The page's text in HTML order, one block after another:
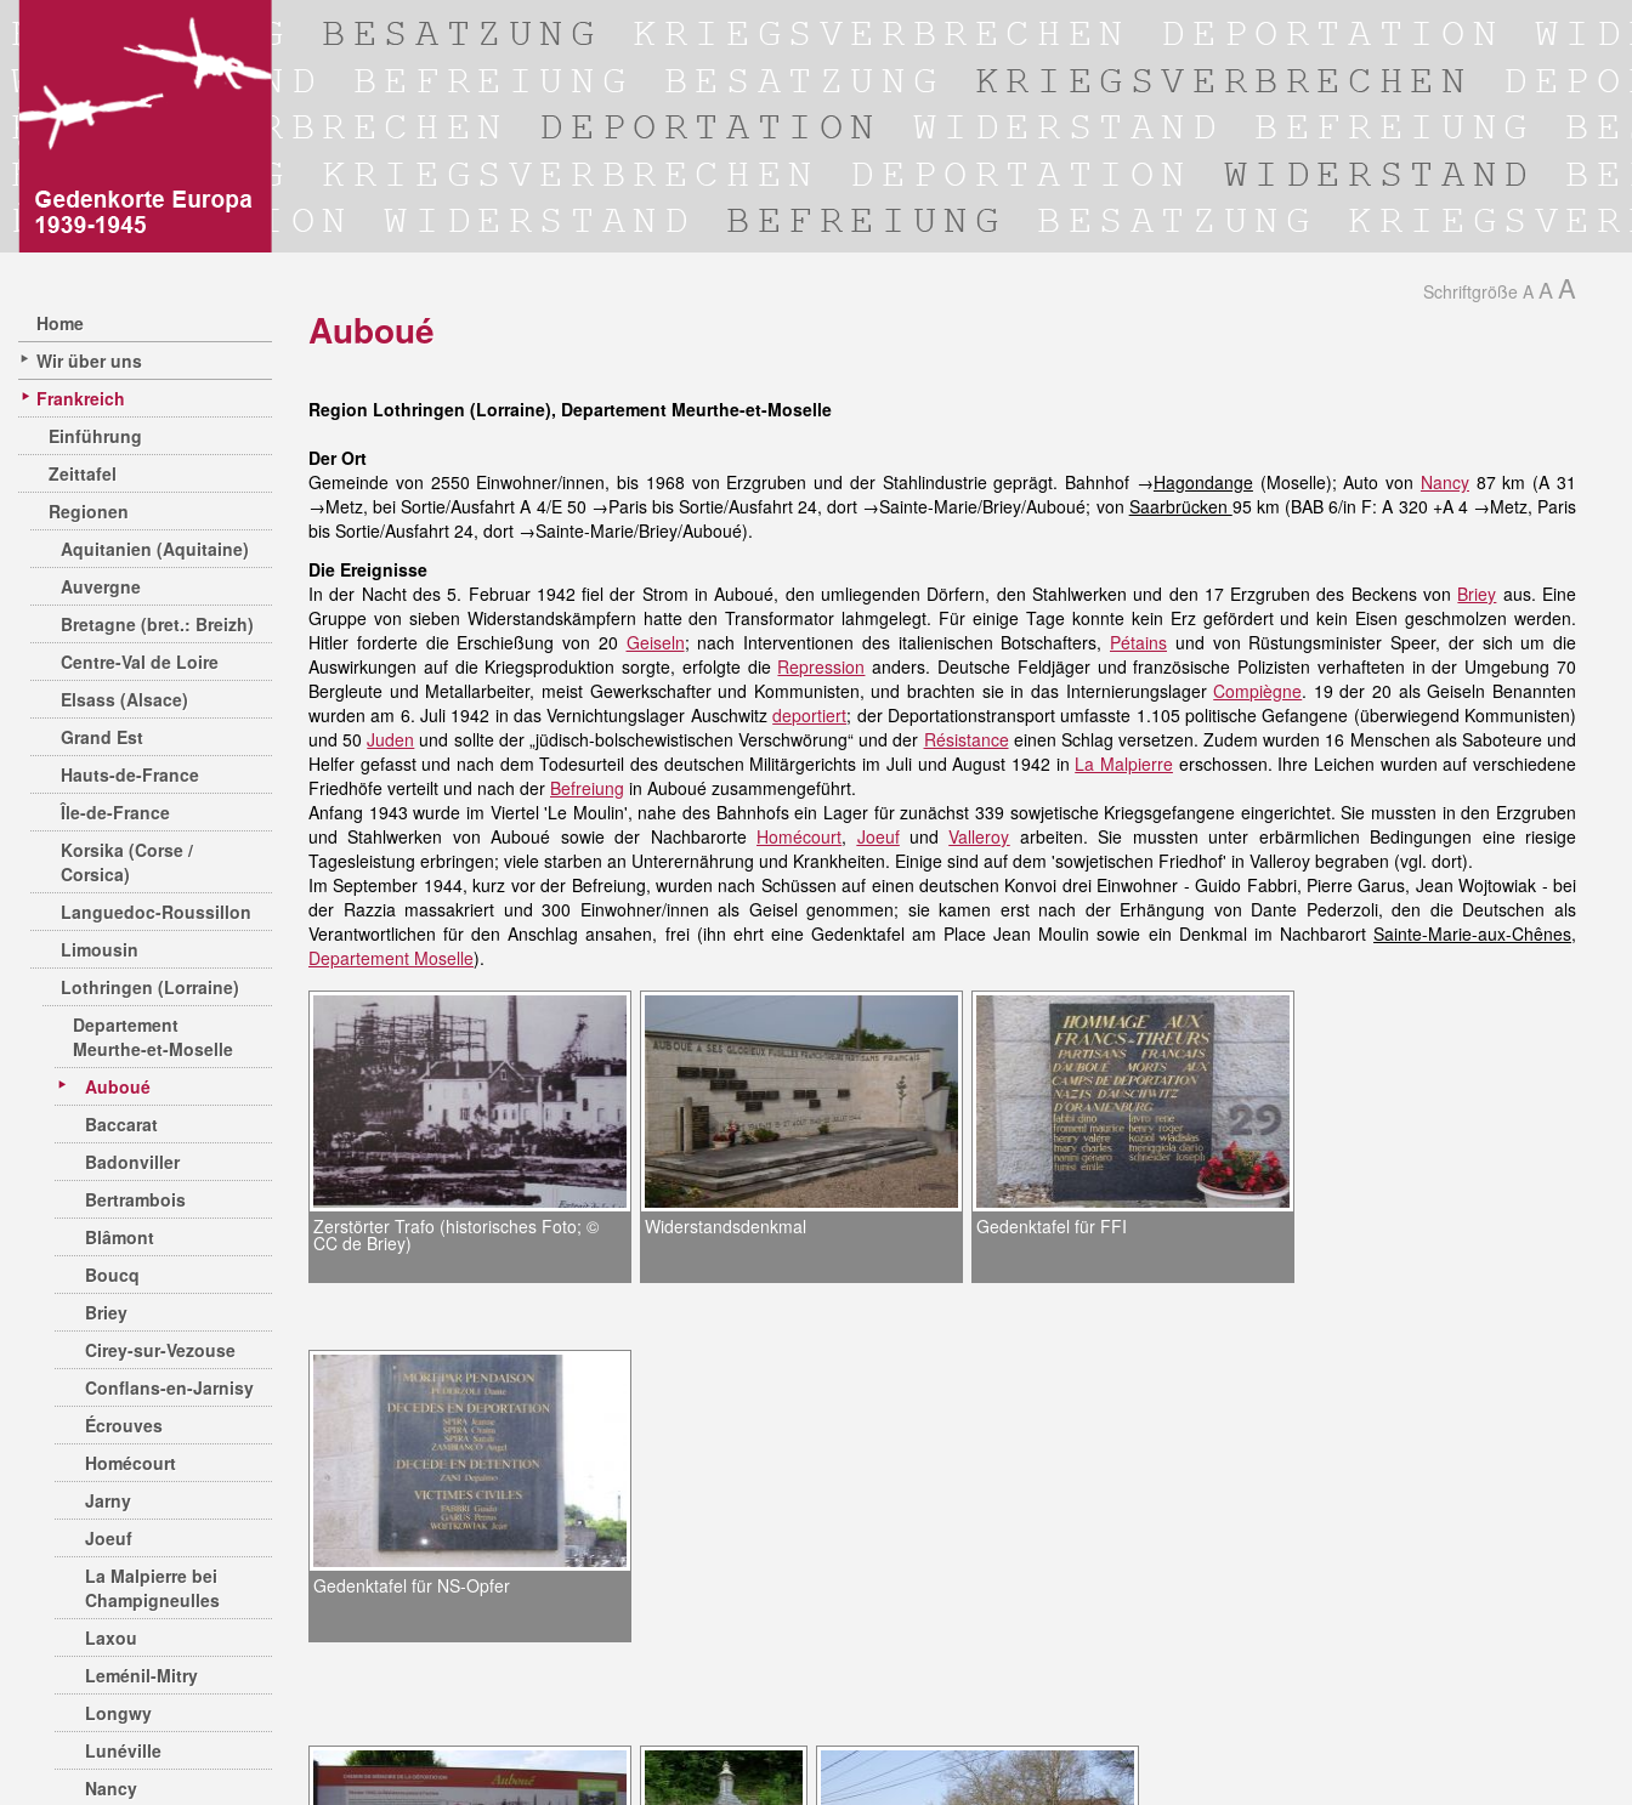
Home
Wir über uns
Frankreich
Einführung
Zeittafel
Regionen
Aquitanien (Aquitaine)
Auvergne
Bretagne (bret.: Breizh)
Centre-Val de Loire
Elsass (Alsace)
Grand Est
Hauts-de-France
Île-de-France
Korsika (Corse /
Corsica)
Languedoc-Roussillon
Limousin
Lothringen (Lorraine)
Departement
Meurthe-et-Moselle
Auboué
Baccarat
Badonviller
Bertrambois
Blâmont
Boucq
Briey
Cirey-sur-Vezouse
Conflans-en-Jarnisy
Écrouves
Homécourt
Jarny
Joeuf
La Malpierre bei
Champigneulles
Laxou
Leménil-Mitry
Longwy
Lunéville
Nancy
Schriftgröße A A A
Auboué
Region Lothringen (Lorraine), Departement Meurthe-et-Moselle
Der Ort
Gemeinde von 2550 Einwohner/innen, bis 1968 von Erzgruben und der Stahlindustrie geprägt. Bahnhof →Hagondange(Moselle); Auto von Nancy87 km (A 31
→Metz, bei Sortie/Ausfahrt A 4/E 50 →Paris bis Sortie/Ausfahrt 24, dort →Sainte-Marie/Briey/Auboué; von Saarbrücken 95 km (BAB 6/in F: A 320 +A 4 →Metz, Paris
bis Sortie/Ausfahrt 24, dort →Sainte-Marie/Briey/Auboué).
Die Ereignisse
In der Nacht des 5. Februar 1942 fiel der Strom in Auboué, den umliegenden Dörfern, den Stahlwerken und den 17 Erzgruben des Beckens von Briey aus. Eine
Gruppe von sieben Widerstandskämpfern hatte den Transformator lahmgelegt. Für einige Tage konnte kein Erz gefördert und kein Eisen geschmolzen werden.
Hitler forderte die Erschießung von 20 Geiseln; nach Interventionen des italienischen Botschafters, Pétains und von Rüstungsminister Speer, der sich um die
Auswirkungen auf die Kriegsproduktion sorgte, erfolgte die Repression anders. Deutsche Feldjäger und französische Polizisten verhafteten in der Umgebung 70
Bergleute und Metallarbeiter, meist Gewerkschafter und Kommunisten, und brachten sie in das InternierungslagerCompiègne. 19 der 20 als Geiseln Benannten
wurden am 6. Juli 1942 in das Vernichtungslager Auschwitzdeportiert; der Deportationstransport umfasste 1.105 politische Gefangene (überwiegend Kommunisten)
und 50Juden und sollte der „jüdisch-bolschewistischen Verschwörung“ und der Résistanceeinen Schlag versetzen. Zudem wurden 16 Menschen als Saboteure und
Helfer gefasst und nach dem Todesurteil des deutschen Militärgerichts im Juli und August 1942 in La Malpierreerschossen. Ihre Leichen wurden auf verschiedene
Friedhöfe verteilt und nach der Befreiung in Auboué zusammengeführt.
Anfang 1943 wurde im Viertel 'Le Moulin', nahe des Bahnhofs ein Lager für zunächst 339 sowjetische Kriegsgefangene eingerichtet. Sie mussten in den Erzgruben
und Stahlwerken von Auboué sowie der Nachbarorte Homécourt, JoeufundValleroy arbeiten. Sie mussten unter erbärmlichen Bedingungen eine riesige
Tagesleistung erbringen; viele starben an Unterernährung und Krankheiten. Einige sind auf dem 'sowjetischen Friedhof' in Valleroy begraben (vgl. dort).
Im September 1944, kurz vor der Befreiung, wurden nach Schüssen auf einen deutschen Konvoi drei Einwohner - Guido Fabbri, Pierre Garus, Jean Wojtowiak - bei
der Razzia massakriert und 300 Einwohner/innen als Geisel genommen; sie kamen erst nach der Erhängung von Dante Pederzoli, den die Deutschen als
Verantwortlichen für den Anschlag ansahen, frei (ihn ehrt eine Gedenktafel am Place Jean Moulin sowie ein Denkmal im Nachbarort Sainte-Marie-aux-Chênes,
Departement Moselle).
Zerstörter Trafo (historisches Foto; ©
CC de Briey)
Widerstandsdenkmal Gedenktafel für FFI
Gedenktafel für NS-Opfer